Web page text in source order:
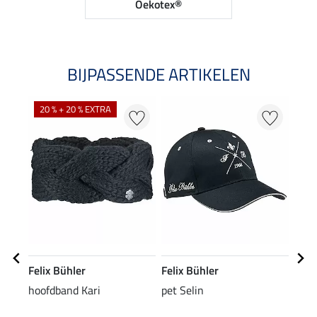
Oekotex®
BIJPASSENDE ARTIKELEN
20 % + 20 % EXTRA
Felix Bühler
hoofdband Kari
Felix Bühler
pet Selin